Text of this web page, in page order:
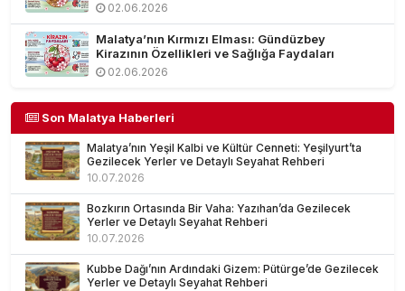
02.06.2026
Malatya’nın Kırmızı Elması: Gündüzbey
Kirazının Özellikleri ve Sağlığa Faydaları
02.06.2026
Son Malatya Haberleri
Malatya’nın Yeşil Kalbi ve Kültür Cenneti: Yeşilyurt’ta
Gezilecek Yerler ve Detaylı Seyahat Rehberi
10.07.2026
Bozkırın Ortasında Bir Vaha: Yazıhan’da Gezilecek
Yerler ve Detaylı Seyahat Rehberi
10.07.2026
Kubbe Dağı’nın Ardındaki Gizem: Pütürge’de Gezilecek
Yerler ve Detaylı Seyahat Rehberi